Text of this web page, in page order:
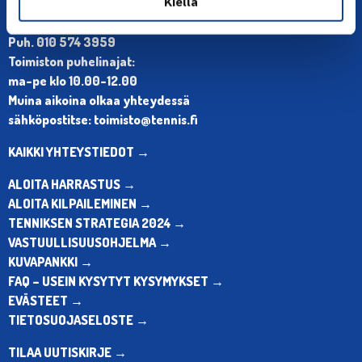
Olympiastadion, Paavo Nurmen tie 1, 00250 Helsinki
Puh. 010 574 3959
Toimiston puhelinajat:
ma-pe klo 10.00-12.00
Muina aikoina olkaa yhteydessä
sähköpostitse: toimisto@tennis.fi
KAIKKI YHTEYSTIEDOT →
ALOITA HARRASTUS →
ALOITA KILPAILEMINEN →
TENNIKSEN STRATEGIA 2024 →
VASTUULLISUUSOHJELMA →
KUVAPANKKI →
FAQ – USEIN KYSYTYT KYSYMYKSET →
EVÄSTEET →
TIETOSUOJASELOSTE →
TILAA UUTISKIRJE →